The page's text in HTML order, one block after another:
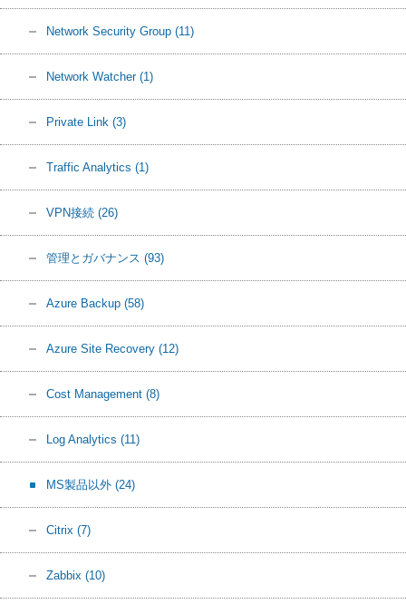
Network Security Group (11)
Network Watcher (1)
Private Link (3)
Traffic Analytics (1)
VPN接続 (26)
管理とガバナンス (93)
Azure Backup (58)
Azure Site Recovery (12)
Cost Management (8)
Log Analytics (11)
MS製品以外 (24)
Citrix (7)
Zabbix (10)